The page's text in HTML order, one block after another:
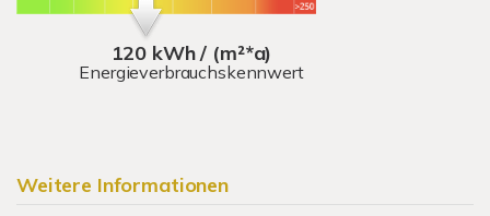
120 kWh / (m²*a)
Energieverbrauchskennwert
Weitere Informationen